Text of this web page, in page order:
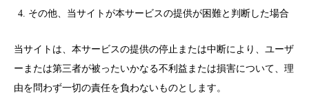
その他、当サイトが本サービスの提供が困難と判断した場合
当サイトは、本サービスの提供の停止または中断により、ユーザ
ーまたは第三者が被ったいかなる不利益または損害について、理
由を問わず一切の責任を負わないものとします。